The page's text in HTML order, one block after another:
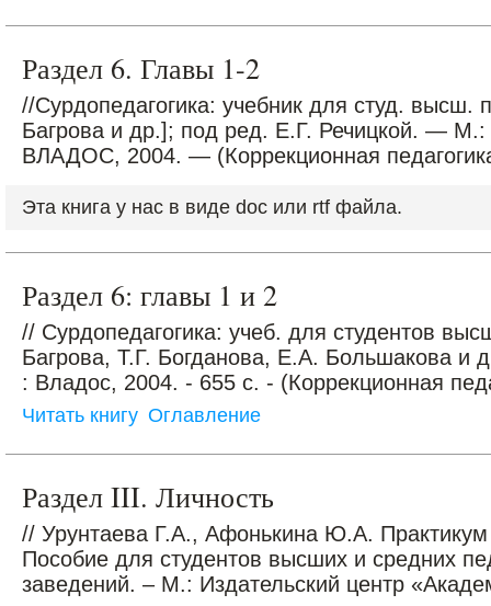
Раздел 6. Главы 1-2
//Сурдопедагогика: учебник для студ. высш.
Багрова и др.]; под ред. Е.Г. Речицкой. — М.:
ВЛАДОС, 2004. — (Коррекционная
Эта книга у нас в виде doc или rtf файла.
Раздел 6: главы 1 и 2
// Сурдопедагогика: учеб. для студентов
Багрова, Т.Г. Богданова, Е.А. Большакова и
: Владос, 2004. - 655 с. - (Коррекционная
Читать книгу Оглавление
Раздел III. Личность
// Урунтаева Г.А., Афонькина Ю.А.
Пособие для студентов высших и средних
заведений. – М.: Издательский центр